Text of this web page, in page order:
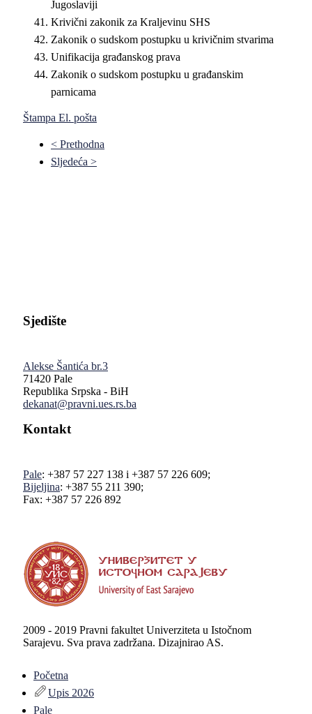
Jugoslaviji
Krivični zakonik za Kralјevinu SHS
Zakonik o sudskom postupku u krivičnim stvarima
Unifikacija građanskog prava
Zakonik o sudskom postupku u građanskim
parnicama
Štampa El. pošta
< Prethodna
Sljedeća >
Sjedište
Alekse Šantića br.3
71420 Pale
Republika Srpska - BiH
dekanat@pravni.ues.rs.ba
Kontakt
Pale: +387 57 227 138 i +387 57 226 609;
Bijeljina: +387 55 211 390;
Fax: +387 57 226 892
2009 - 2019 Pravni fakultet Univerziteta u Istočnom
Sarajevu. Sva prava zadržana. Dizajnirao AS.
Početna
Upis 2026
Pale